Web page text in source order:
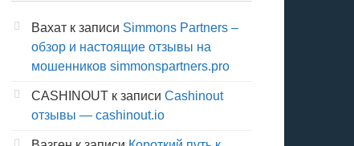
Вахат к записи Simmons Partners –
обзор и настоящие отзывы на
мошенников simmonspartners.pro
CASHINOUT к записи Cashinout
отзывы — cashinout.io